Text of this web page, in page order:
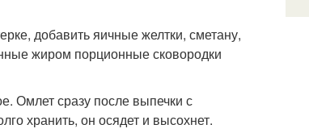
добавить яичные желтки, сметану,
жиром порционные сковородки
Омлет сразу после выпечки с
хранить, он осядет и высохнет.